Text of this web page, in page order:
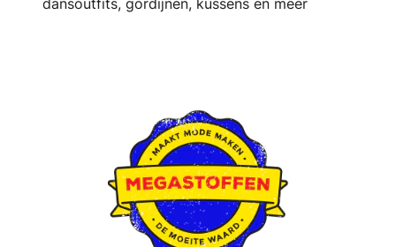
dansoutfits, gordijnen, kussens en meer